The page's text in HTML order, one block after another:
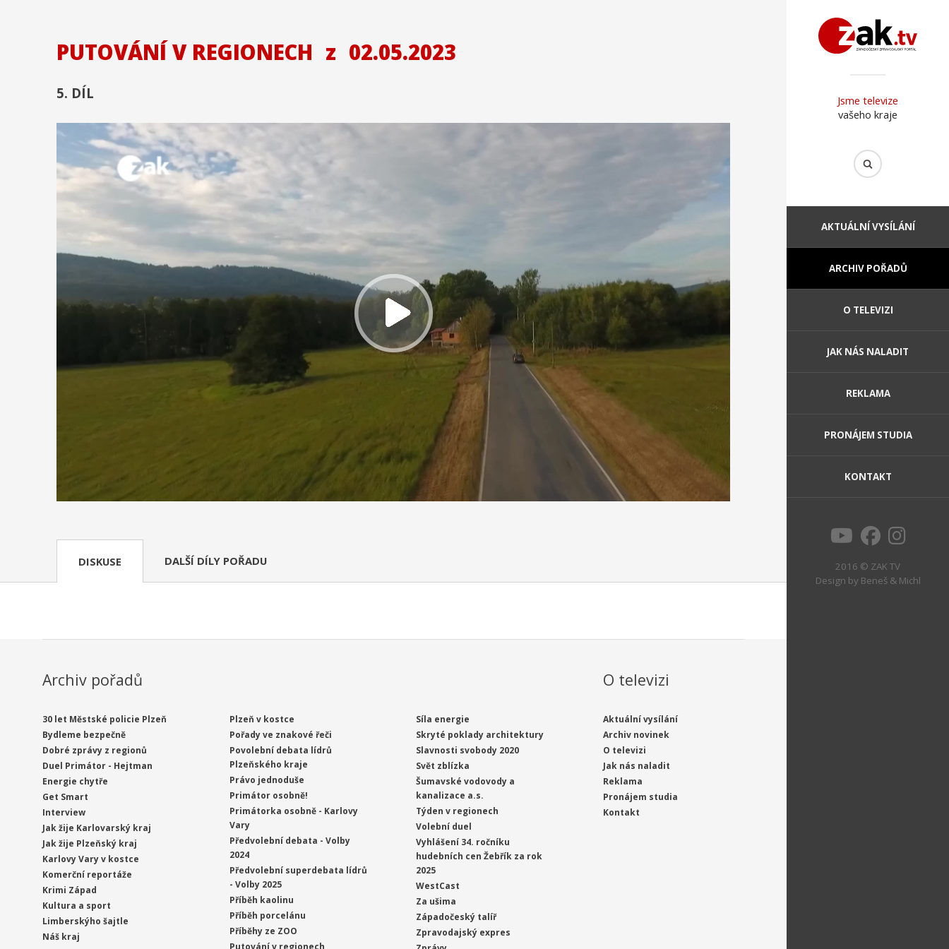
Jsme televize
vašeho kraje
AKTUÁLNÍ VYSÍLÁNÍ
ARCHIV POŘADŮ
O TELEVIZI
JAK NÁS NALADIT
REKLAMA
PRONÁJEM STUDIA
KONTAKT
2016 © ZAK TV
Design by Beneš & Michl
PUTOVÁNÍ V REGIONECH z 02.05.2023
5. DÍL
DISKUSE DALŠÍ DÍLY POŘADU
Archiv pořadů
30 let Městské policie Plzeň
Bydleme bezpečně
Dobré zprávy z regionů
Duel Primátor - Hejtman
Energie chytře
Get Smart
Interview
Jak žije Karlovarský kraj
Jak žije Plzeňský kraj
Karlovy Vary v kostce
Komerční reportáže
Krimi Západ
Kultura a sport
Limberskýho šajtle
Náš kraj
Plzeň v kostce
Pořady ve znakové řeči
Povolební debata lídrů
Plzeňského kraje
Právo jednoduše
Primátor osobně!
Primátorka osobně - Karlovy
Vary
Předvolební debata - Volby
2024
Předvolební superdebata lídrů
- Volby 2025
Příběh kaolinu
Příběh porcelánu
Příběhy ze ZOO
Síla energie
Skryté poklady architektury
Slavnosti svobody 2020
Svět zblízka
Šumavské vodovody a
kanalizace a.s.
Týden v regionech
Volební duel
Vyhlášení 34. ročníku
hudebních cen Žebřík za rok
2025
WestCast
Za ušima
Západočeský talíř
Zpravodajský expres
O televizi
Aktuální vysílání
Archiv novinek
O televizi
Jak nás naladit
Reklama
Pronájem studia
Kontakt